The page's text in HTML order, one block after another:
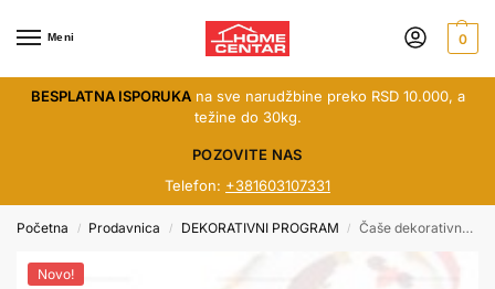
Meni 0
BESPLATNA ISPORUKAna sve narudžbine preko RSD 10.000, a
težine do 30kg.
POZOVITE NAS
Telefon: +381603107331
Početna / Prodavnica / DEKORATIVNI PROGRAM / Čaše dekorativne 1/6 sova
Novo!